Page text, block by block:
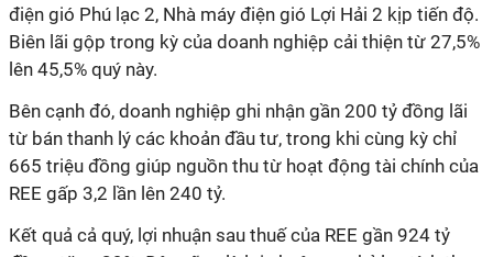
điện gió Phú lạc 2, Nhà máy điện gió Lợi Hải 2 kịp tiến độ.
Biên lãi gộp trong kỳ của doanh nghiệp cải thiện từ 27,5%
lên 45,5% quý này.
Bên cạnh đó, doanh nghiệp ghi nhận gần 200 tỷ đồng lãi
từ bán thanh lý các khoản đầu tư, trong khi cùng kỳ chỉ
665 triệu đồng giúp nguồn thu từ hoạt động tài chính của
REE gấp 3,2 lần lên 240 tỷ.
Kết quả cả quý, lợi nhuận sau thuế của REE gần 924 tỷ